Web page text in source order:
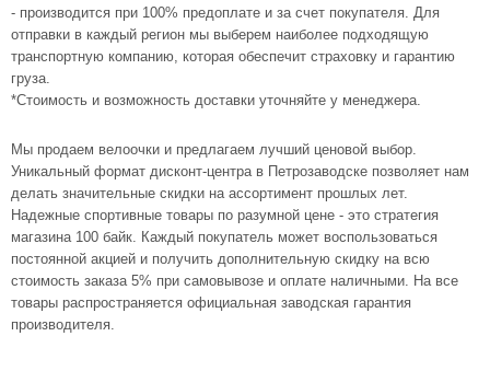
- производится при 100% предоплате и за счет покупателя. Для
отправки в каждый регион мы выберем наиболее подходящую
транспортную компанию, которая обеспечит страховку и гарантию
груза.
*Стоимость и возможность доставки уточняйте у менеджера.
Мы продаем велоочки и предлагаем лучший ценовой выбор.
Уникальный формат дисконт-центра в Петрозаводске позволяет нам
делать значительные скидки на ассортимент прошлых лет.
Надежные спортивные товары по разумной цене - это стратегия
магазина 100 байк. Каждый покупатель может воспользоваться
постоянной акцией и получить дополнительную скидку на всю
стоимость заказа 5% при самовывозе и оплате наличными. На все
товары распространяется официальная заводская гарантия
производителя.